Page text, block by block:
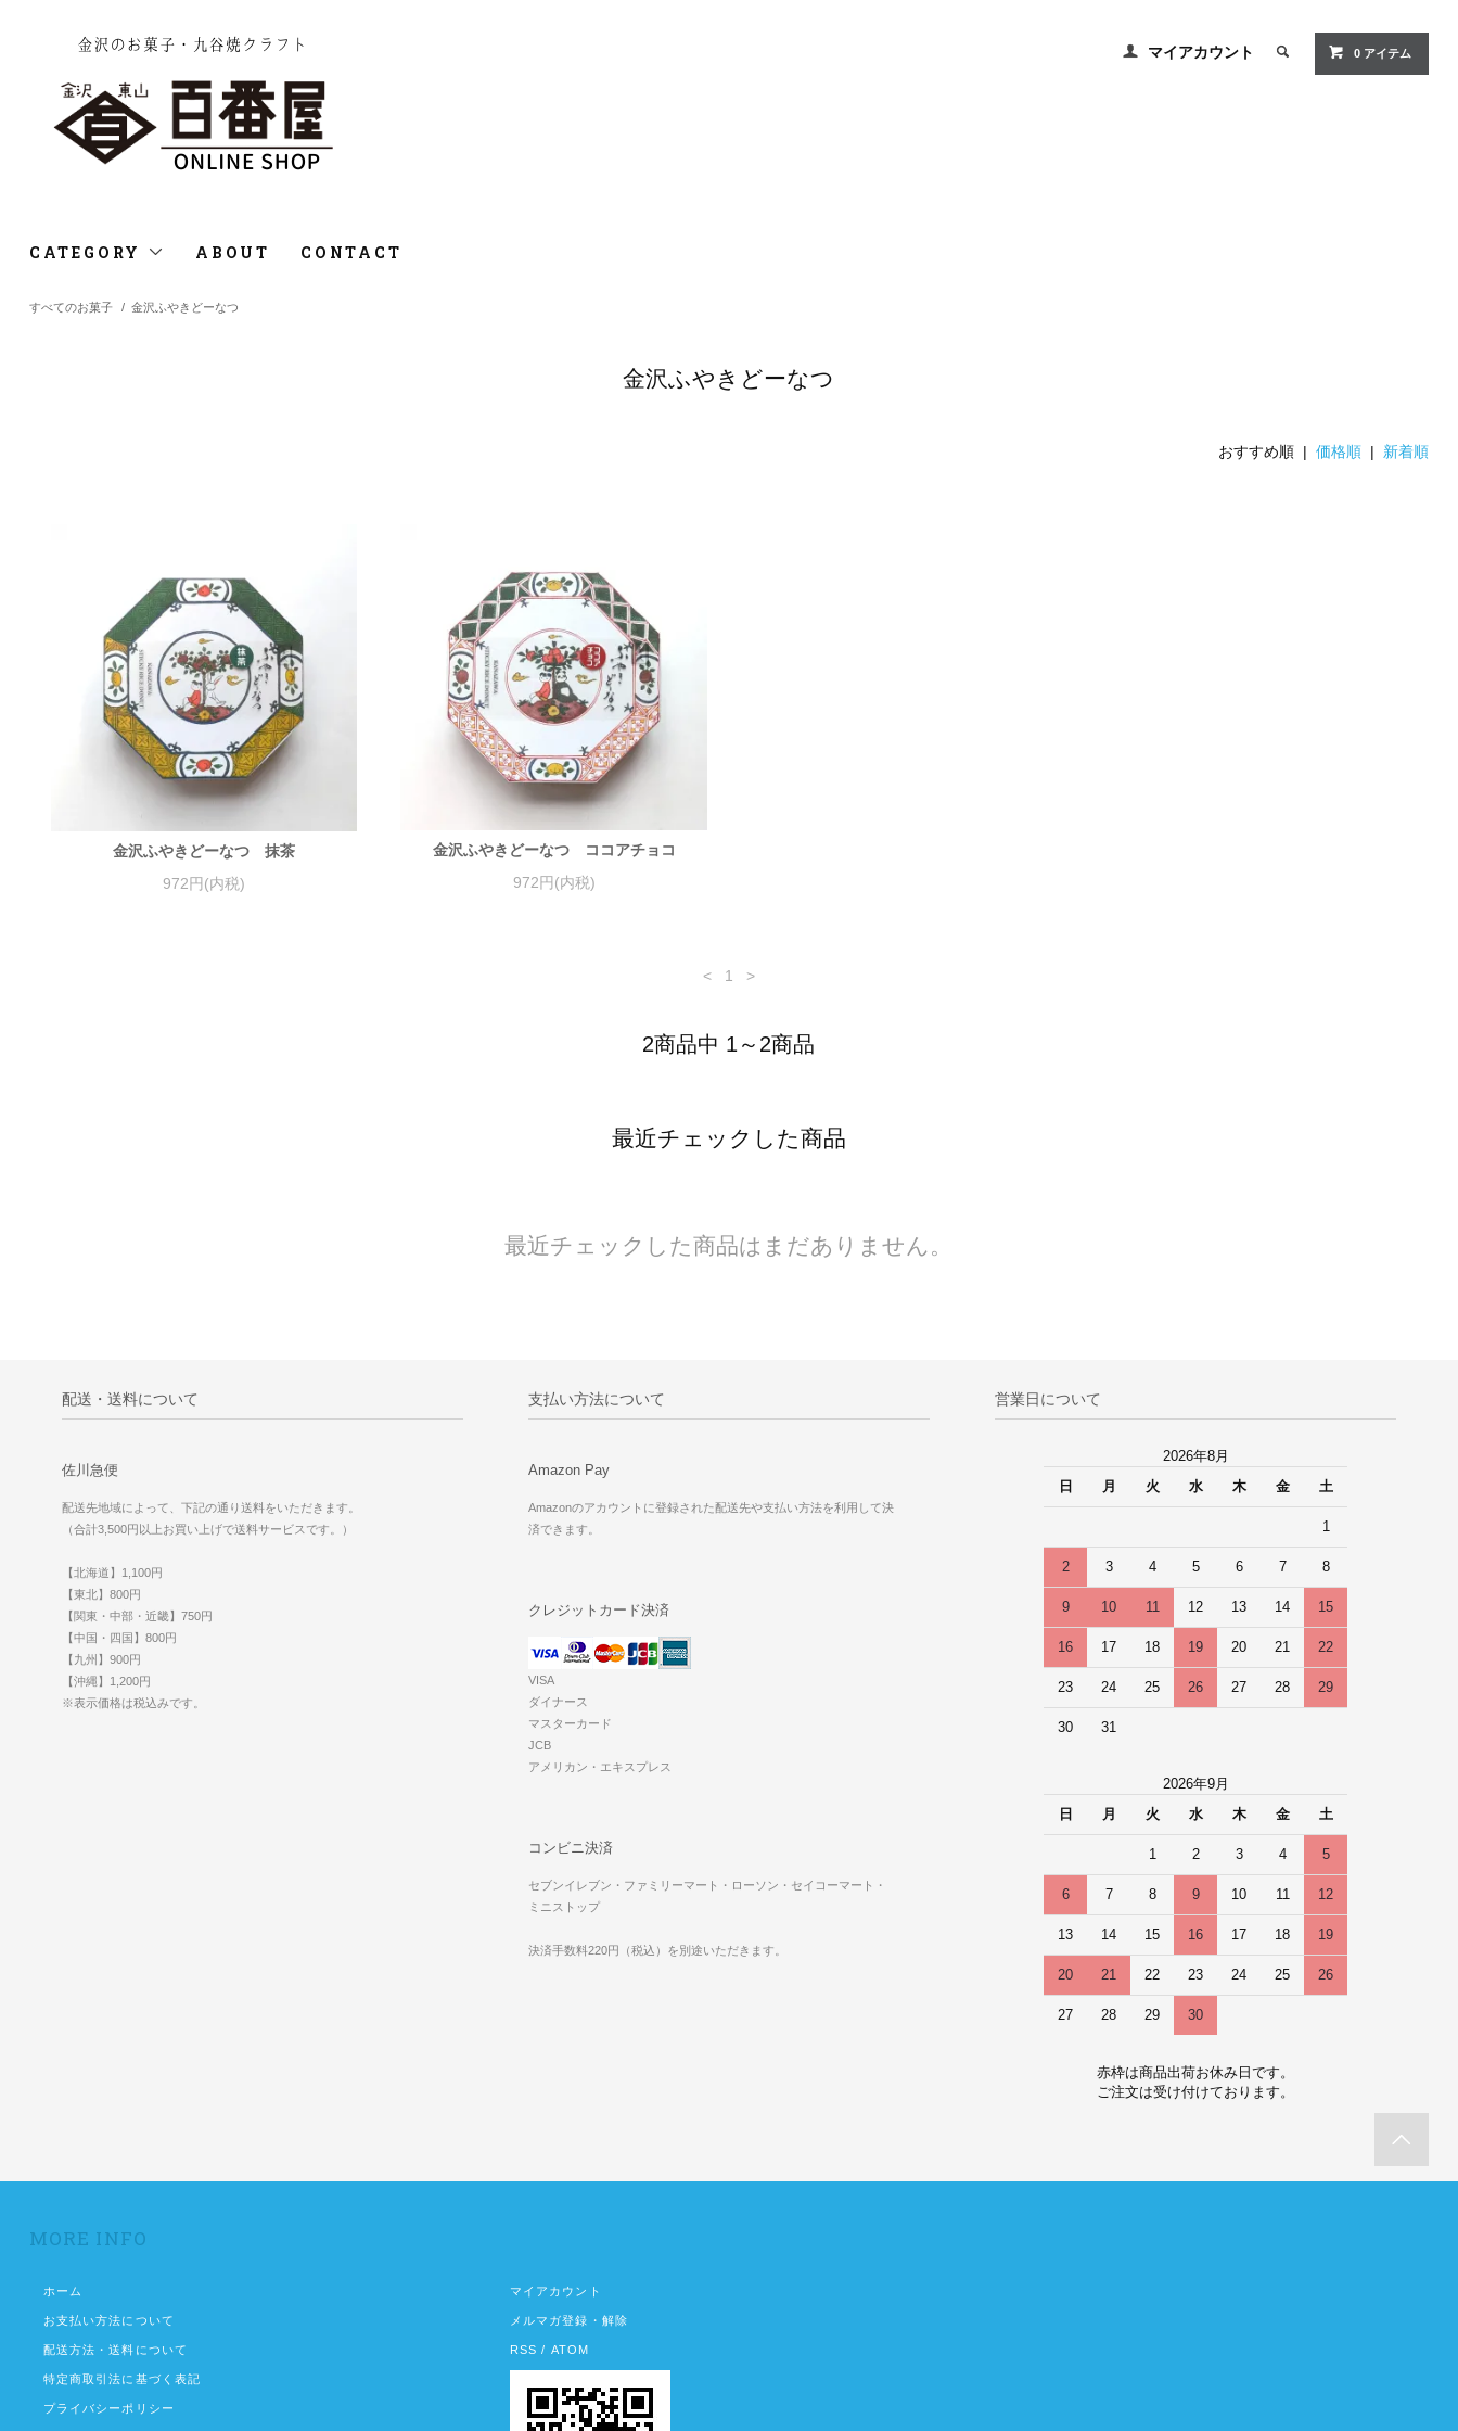
マイアカウント 0 アイテム
CATEGORY ABOUT CONTACT
すべてのお菓子 / 金沢ふやきどーなつ
金沢ふやきどーなつ
おすすめ順 |価格順 | 新着順
金沢ふやきどーなつ 抹茶
972円(内税)
金沢ふやきどーなつ ココアチョコ
972円(内税)
< 1 >
2商品中 1～2商品
最近チェックした商品
最近チェックした商品はまだありません。
配送・送料について
佐川急便
配送先地域によって、下記の通り送料をいただきます。
（合計3,500円以上お買い上げで送料サービスです。）
【北海道】1,100円
【東北】800円
【関東・中部・近畿】750円
【中国・四国】800円
【九州】900円
【沖縄】1,200円
※表示価格は税込みです。
支払い方法について
Amazon Pay
Amazonのアカウントに登録された配送先や支払い方法を利用して決
済できます。
クレジットカード決済
VISA
ダイナース
マスターカード
JCB
アメリカン・エキスプレス
コンビニ決済
セブンイレブン・ファミリーマート・ローソン・セイコーマート・
ミニストップ
決済手数料220円（税込）を別途いただきます。
営業日について
2026年8月
日
月 火 水 木 金 土
1
2 3 4 5 6 7 8
9 10 11 12 13 14 15
16 17 18 19 20 21 22
23 24 25 26 27 28 29
30 31
2026年9月
日
月 火 水 木 金 土
1 2 3 4 5
6 7 8 9 10 11 12
13 14 15 16 17 18 19
20 21 22 23 24 25 26
27 28 29 30
赤枠は商品出荷お休み日です。
ご注文は受け付けております。
MORE INFO
ホーム
お支払い方法について
配送方法・送料について
特定商取引法に基づく表記
プライバシーポリシー
マイアカウント
メルマガ登録・解除
RSS / ATOM